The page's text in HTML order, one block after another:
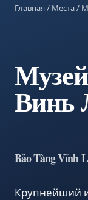
Главная/ Места/
Винь
Bảo Tàng Vĩnh
Крупнейший